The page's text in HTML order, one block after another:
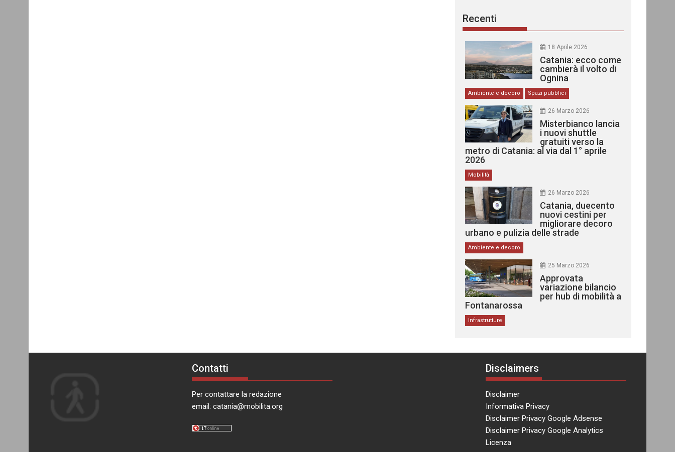
Recenti
18 Aprile 2026
Catania: ecco come
cambierà il volto di
Ognina
Ambiente e decoro Spazi pubblici
26 Marzo 2026
Misterbianco lancia
i nuovi shuttle
gratuiti verso la
metro di Catania: al via dal 1° aprile
2026
Mobilità
26 Marzo 2026
Catania, duecento
nuovi cestini per
migliorare decoro
urbano e pulizia delle strade
Ambiente e decoro
25 Marzo 2026
Approvata
variazione bilancio
per hub di mobilità a
Fontanarossa
Infrastrutture
Contatti
Per contattare la redazione
email: catania@mobilita.org
Disclaimers
Disclaimer
Informativa Privacy
Disclaimer Privacy Google Adsense
Disclaimer Privacy Google Analytics
Licenza